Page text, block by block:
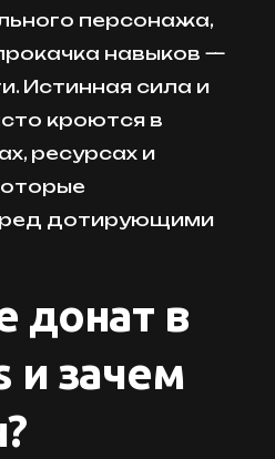
персонажа,
навыков —
Истинная сила и
кроются в
ресурсах и
дотирующими
донат в
и зачем